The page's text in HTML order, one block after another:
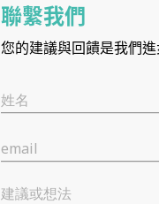
聯繫我們
您的建議與回饋是我們
姓名
email
建議或想法